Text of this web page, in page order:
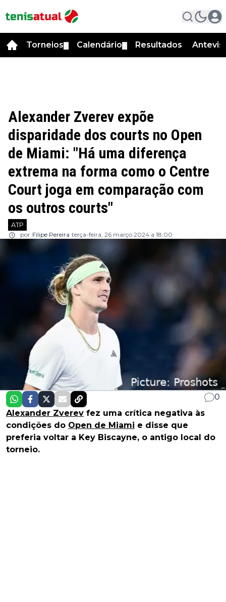
Torneios Calendário Resultados
Alexander Zverev expõe
disparidade dos courts no Open
de Miami: "Há uma diferença
extrema na forma como o Centre
Court joga em comparação com
os outros courts"
ATP
por Filipe Pereira terça-feira, 26 março 2024 a 18:00
0
Alexander Zverev fez uma crítica negativa às
condições do Open de Miami e disse que
preferia voltar a Key Biscayne, o antigo local do
torneio.